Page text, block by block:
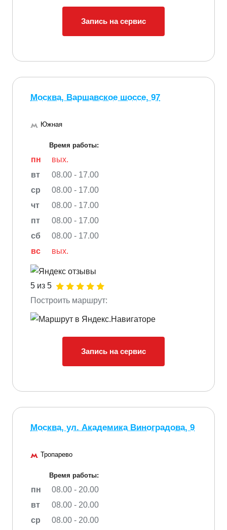
Запись на сервис
Москва, Варшавское шоссе, 97
Южная
Время работы:
пн
вых.
вт
08.00 - 17.00
ср
08.00 - 17.00
чт
08.00 - 17.00
пт
08.00 - 17.00
сб
08.00 - 17.00
вс
вых.
5 из 5
Построить маршрут:
Запись на сервис
Москва, ул. Академика Виноградова, 9
Тропарево
Время работы:
пн
08.00 - 20.00
вт
08.00 - 20.00
ср
08.00 - 20.00